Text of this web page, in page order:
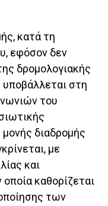
κατά τη
εφόσον δεν
δρομολογιακής
υποβάλλεται στη
του
διαδρομής
με
και
καθορίζεται
των